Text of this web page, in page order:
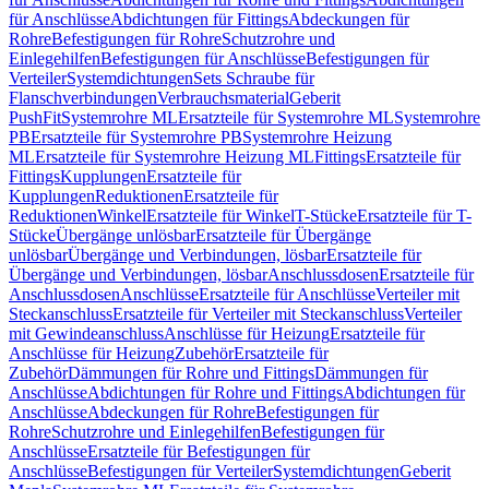
für AnschlüsseAbdichtungen für FittingsAbdeckungen für
RohreBefestigungen für RohreSchutzrohre und
EinlegehilfenBefestigungen für AnschlüsseBefestigungen für
VerteilerSystemdichtungenSets Schraube für
FlanschverbindungenVerbrauchsmaterialGeberit
PushFitSystemrohre MLErsatzteile für Systemrohre MLSystemrohre
PBErsatzteile für Systemrohre PBSystemrohre Heizung
MLErsatzteile für Systemrohre Heizung MLFittingsErsatzteile für
FittingsKupplungenErsatzteile für
KupplungenReduktionenErsatzteile für
ReduktionenWinkelErsatzteile für WinkelT-StückeErsatzteile für T-
StückeÜbergänge unlösbarErsatzteile für Übergänge
unlösbarÜbergänge und Verbindungen, lösbarErsatzteile für
Übergänge und Verbindungen, lösbarAnschlussdosenErsatzteile für
AnschlussdosenAnschlüsseErsatzteile für AnschlüsseVerteiler mit
SteckanschlussErsatzteile für Verteiler mit SteckanschlussVerteiler
mit GewindeanschlussAnschlüsse für HeizungErsatzteile für
Anschlüsse für HeizungZubehörErsatzteile für
ZubehörDämmungen für Rohre und FittingsDämmungen für
AnschlüsseAbdichtungen für Rohre und FittingsAbdichtungen für
AnschlüsseAbdeckungen für RohreBefestigungen für
RohreSchutzrohre und EinlegehilfenBefestigungen für
AnschlüsseErsatzteile für Befestigungen für
AnschlüsseBefestigungen für VerteilerSystemdichtungenGeberit